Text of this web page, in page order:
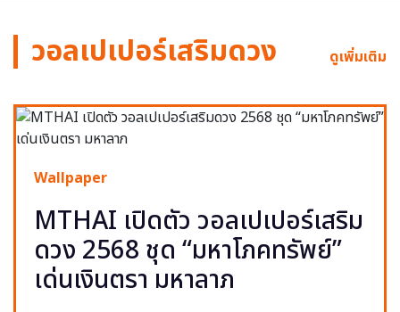
วอลเปเปอร์เสริมดวง ดูเพิ่มเติม
Wallpaper
MTHAI เปิดตัว วอลเปเปอร์เสริม
ดวง 2568 ชุด “มหาโภคทรัพย์”
เด่นเงินตรา มหาลาภ